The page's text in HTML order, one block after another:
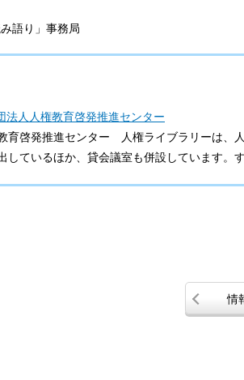
語り」事務局
法人人権教育啓発推進センター
育啓発推進センター 人権ライブラリーは、
しているほか、貸会議室も併設しています。
情